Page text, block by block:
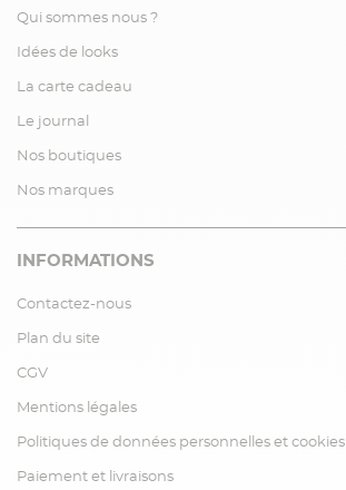
Qui sommes nous ?
Idées de looks
La carte cadeau
Le journal
Nos boutiques
Nos marques
INFORMATIONS
Contactez-nous
Plan du site
CGV
Mentions légales
Politiques de données personnelles et cookies
Paiement et livraisons